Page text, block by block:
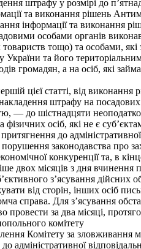
штрафу у розмірі до
та виконання рішень
інформації та виконання
особами органів
тощо) та особами,
та його
громадян, а на осіб, які
цієї статті, від
штрафу на посадових
— до шістнадцяти
осіб, які не є
до
законодавства про
конкуренції та, в
двох місяців з дня
з’ясування дійсних
від сторін, інших осіб
справа. Для з’ясування
провести за два місяці,
комітету
Комітету за
адміністративної